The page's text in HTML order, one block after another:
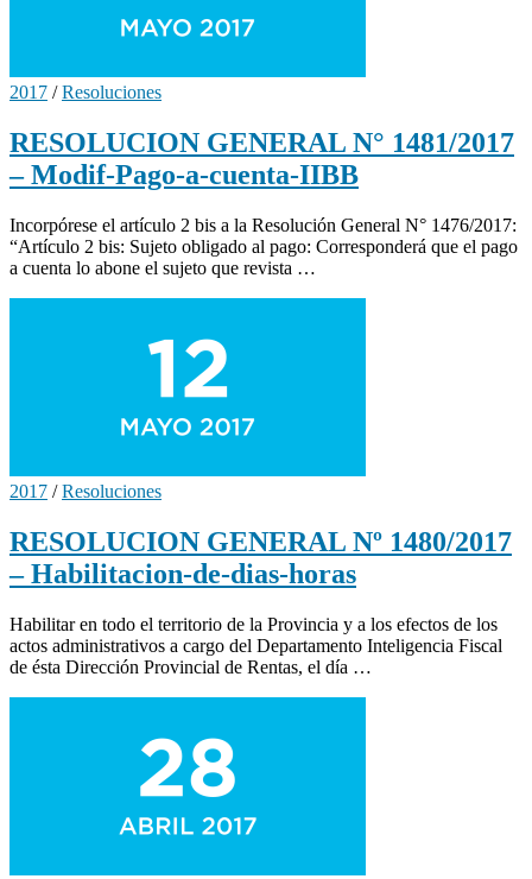
2017 /Resoluciones
RESOLUCION GENERAL N° 1481/2017
– Modif-Pago-a-cuenta-IIBB
Incorpórese el artículo 2 bis a la Resolución General N° 1476/2017:
“Artículo 2 bis: Sujeto obligado al pago: Corresponderá que el pago
a cuenta lo abone el sujeto que revista …
2017 /Resoluciones
RESOLUCION GENERAL Nº 1480/2017
– Habilitacion-de-dias-horas
Habilitar en todo el territorio de la Provincia y a los efectos de los
actos administrativos a cargo del Departamento Inteligencia Fiscal
de ésta Dirección Provincial de Rentas, el día …